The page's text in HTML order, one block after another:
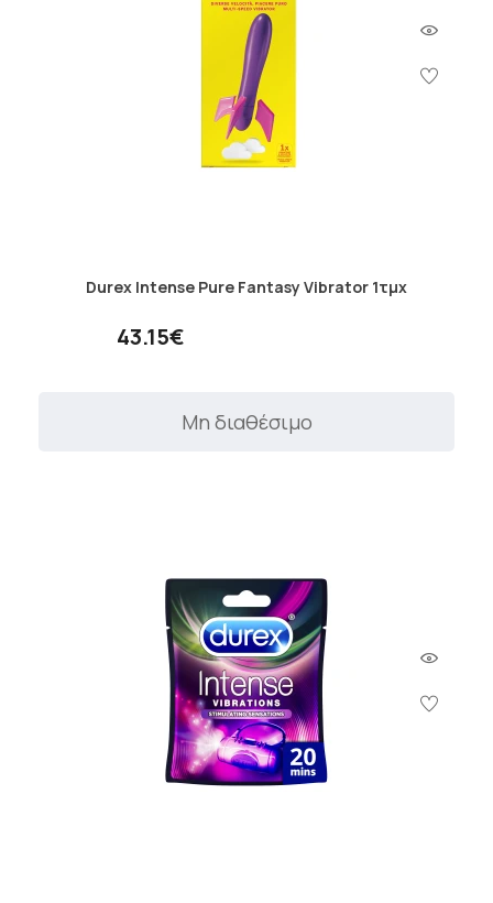
Durex Intense Pure Fantasy Vibrator 1τμχ
43.15€
Μη διαθέσιμο